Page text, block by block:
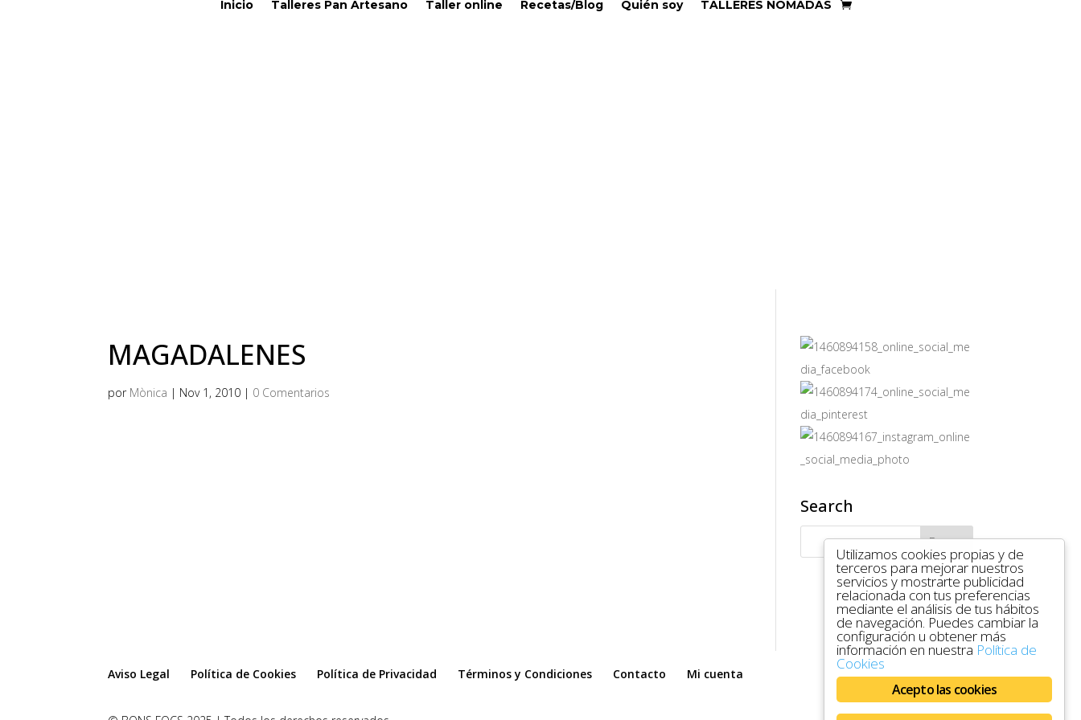
Inicio Talleres Pan Artesano Taller online Recetas/Blog Quién soy TALLERES NÓMADAS
MAGADALENES
por Mònica | Nov 1, 2010 | 0 Comentarios
Search
Aviso Legal Política de Cookies Política de Privacidad Términos y Condiciones Contacto Mi cuenta
Utilizamos cookies propias y de
terceros para mejorar nuestros
servicios y mostrarte publicidad
relacionada con tus preferencias
mediante el análisis de tus hábitos
de navegación. Puedes cambiar la
configuración u obtener más
información en nuestra Política de
Cookies
Acepto las cookies